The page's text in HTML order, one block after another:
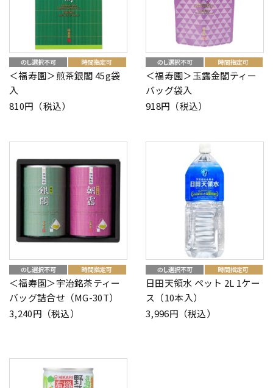
＜福寿園＞煎茶銀閣 45g袋
入
810円（税込）
＜福寿園＞玉露金閣ティー
バッグ袋入
918円（税込）
＜福寿園＞宇治銘茶ティー
バッグ詰合せ（MG-30T）
3,240円（税込）
日田天領水 ペット 2L 1ケー
ス（10本入）
3,996円（税込）